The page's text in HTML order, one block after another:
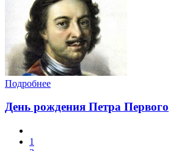
Подробнее
День рождения Петра Первого
1